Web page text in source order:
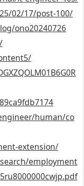
02/17/post-100/
ono20240726
human/co
extension/
employment